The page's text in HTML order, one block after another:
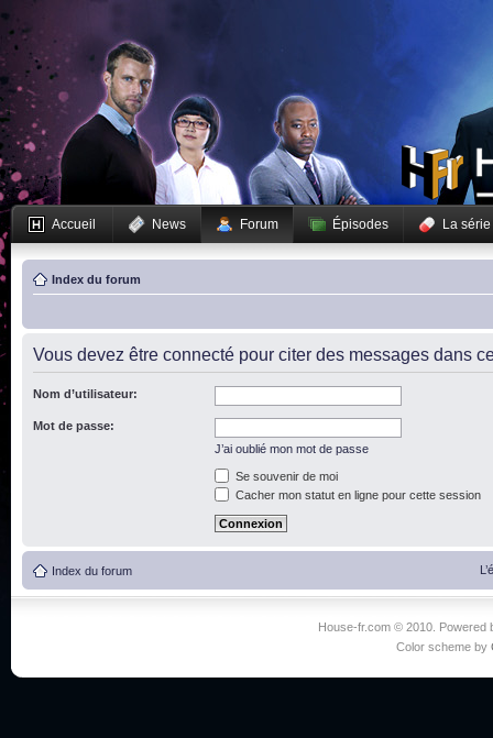
Accueil News Forum Épisodes La série
Index du forum
Vous devez être connecté pour citer des messages dans
Nom d’utilisateur:
Mot de passe:
J’ai oublié mon mot de passe
Se souvenir de moi
Cacher mon statut en ligne pour cette session
Index du forum
House-fr.com © 2010. Powered
Color scheme by